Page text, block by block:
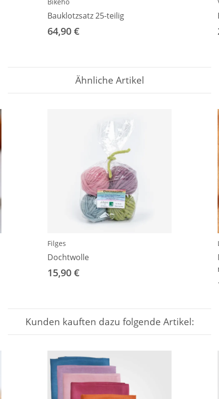
Bauklotzsatz 25-teilig
64,90 €
Ähnliche Artikel
Filges
Dochtwolle
15,90 €
Kunden kauften dazu folgende Artikel: